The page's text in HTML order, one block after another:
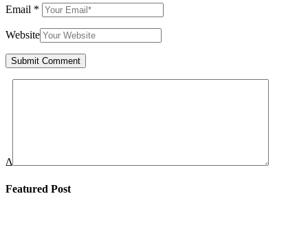
Email *
Website
Δ
Featured Post